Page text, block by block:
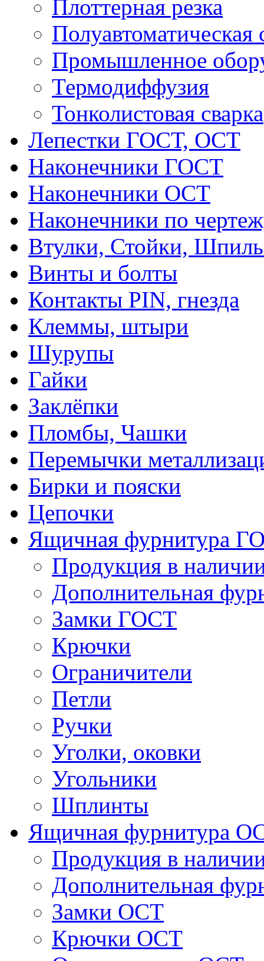
Плоттерная резка
Полуавтоматическая
Промышленное
Термодиффузия
Тонколистовая сварка
Лепестки ГОСТ, ОСТ
Наконечники ГОСТ
Наконечники ОСТ
Наконечники по
Втулки, Стойки,
Винты и болты
Контакты PIN, гнезда
Клеммы, штыри
Шурупы
Гайки
Заклёпки
Пломбы, Чашки
Перемычки
Бирки и пояски
Цепочки
Ящичная фурнитура
Продукция в
Дополнительная
Замки ГОСТ
Крючки
Ограничители
Петли
Ручки
Уголки, оковки
Угольники
Шплинты
Ящичная фурнитура
Продукция в
Дополнительная
Замки ОСТ
Крючки ОСТ